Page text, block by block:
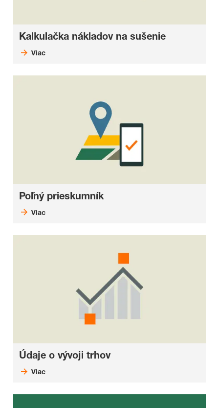
Kalkulačka nákladov na sušenie
Viac
Poľný prieskumník
Viac
Údaje o vývoji trhov
Viac